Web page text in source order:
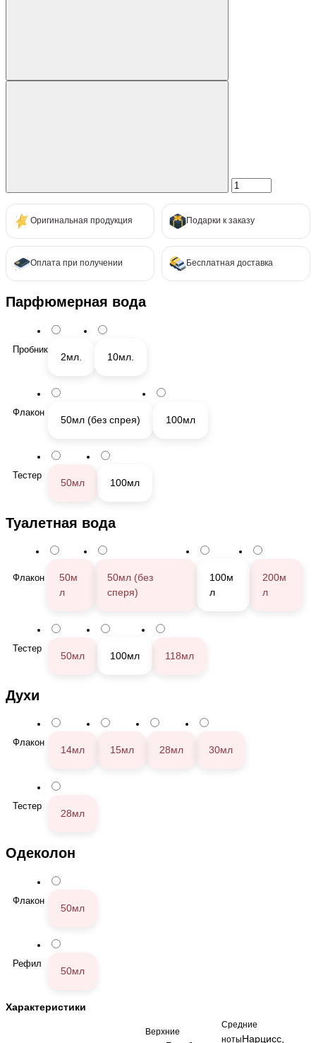
Оригинальная продукция Подарки к заказу
Оплата при получении Бесплатная доставка
Парфюмерная вода
Пробник
2мл. 10мл.
Флакон
50мл (без спрея) 100мл
Тестер
50мл 100мл
Туалетная вода
Флакон
50м
л
50мл (без
сперя)
100м
л
200м
л
Тестер
50мл 100мл 118мл
Духи
Флакон
14мл 15мл 28мл 30мл
Тестер
28мл
Одеколон
Флакон
50мл
Рефил
50мл
Характеристики
Верхние
Средние
нотыНарцисс,